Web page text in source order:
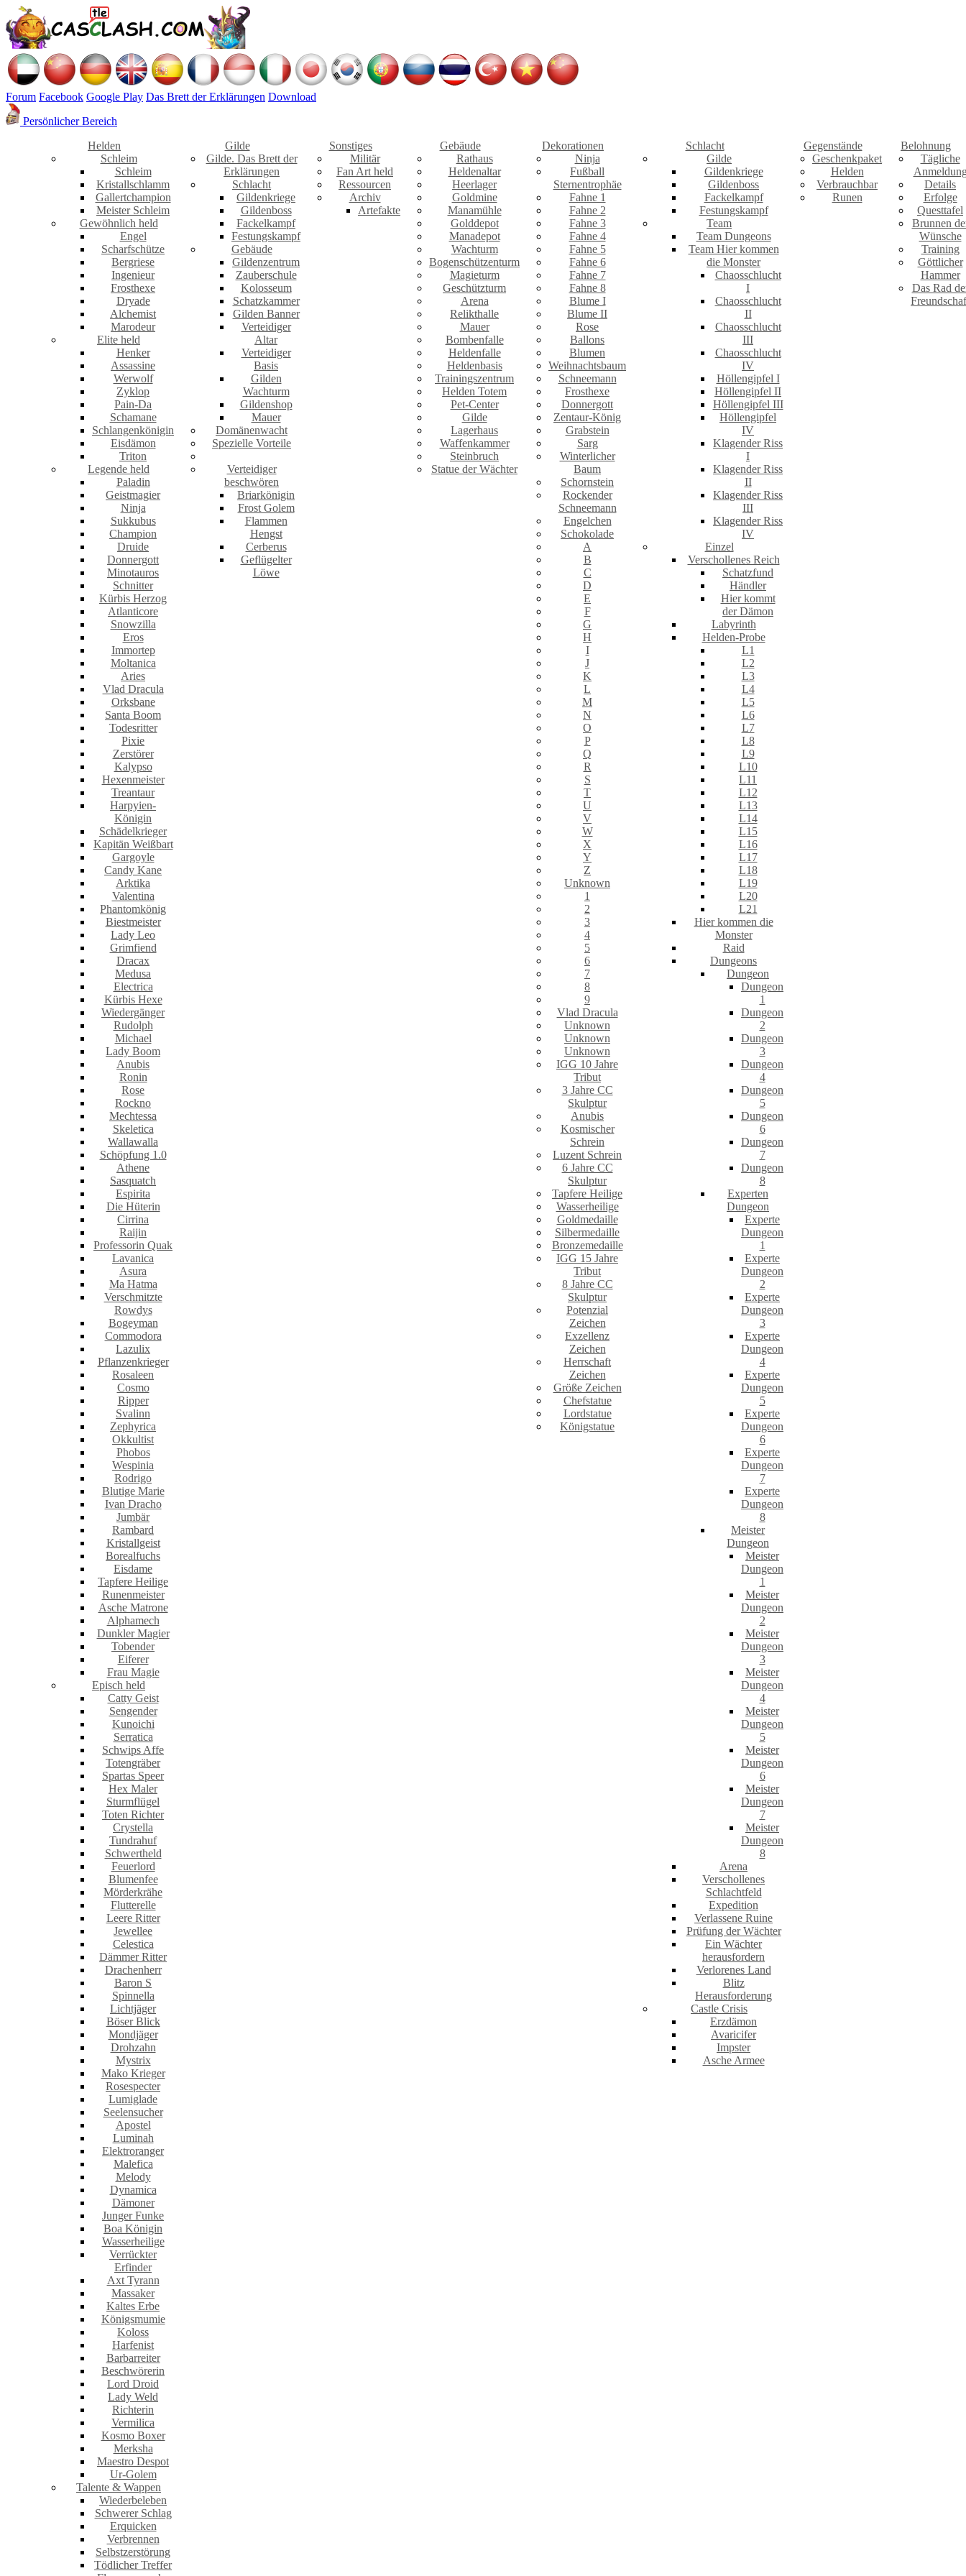
Forum Facebook Google Play Das Brett der Erklärungen Download
Persönlicher Bereich
Helden
Schleim
Schleim
Kristallschlamm
Gallertchampion
Meister Schleim
Gewöhnlich held
Engel
Scharfschütze
Bergriese
Ingenieur
Frosthexe
Dryade
Alchemist
Marodeur
Elite held
Henker
Assassine
Werwolf
Zyklop
Pain-Da
Schamane
Schlangenkönigin
Eisdämon
Triton
Legende held
Paladin
Geistmagier
Ninja
Sukkubus
Champion
Druide
Donnergott
Minotauros
Schnitter
Kürbis Herzog
Atlanticore
Snowzilla
Eros
Immortep
Moltanica
Aries
Vlad Dracula
Orksbane
Santa Boom
Todesritter
Pixie
Zerstörer
Kalypso
Hexenmeister
Treantaur
Harpyien-
Königin
Schädelkrieger
Kapitän Weißbart
Gargoyle
Candy Kane
Arktika
Valentina
Phantomkönig
Biestmeister
Lady Leo
Grimfiend
Dracax
Medusa
Electrica
Kürbis Hexe
Wiedergänger
Rudolph
Michael
Lady Boom
Anubis
Ronin
Rose
Rockno
Mechtessa
Skeletica
Wallawalla
Schöpfung 1.0
Athene
Sasquatch
Espirita
Die Hüterin
Cirrina
Raijin
Professorin Quak
Lavanica
Asura
Ma Hatma
Verschmitzte
Rowdys
Bogeyman
Commodora
Lazulix
Pflanzenkrieger
Rosaleen
Cosmo
Ripper
Svalinn
Zephyrica
Okkultist
Phobos
Wespinia
Rodrigo
Blutige Marie
Ivan Dracho
Jumbär
Rambard
Kristallgeist
Borealfuchs
Eisdame
Tapfere Heilige
Runenmeister
Asche Matrone
Alphamech
Dunkler Magier
Tobender
Eiferer
Frau Magie
Episch held
Catty Geist
Sengender
Kunoichi
Serratica
Schwips Affe
Totengräber
Spartas Speer
Hex Maler
Sturmflügel
Toten Richter
Crystella
Tundrahuf
Schwertheld
Feuerlord
Blumenfee
Mörderkrähe
Flutterelle
Leere Ritter
Jewellee
Celestica
Dämmer Ritter
Drachenherr
Baron S
Spinnella
Lichtjäger
Böser Blick
Mondjäger
Drohzahn
Mystrix
Mako Krieger
Rosespecter
Lumiglade
Seelensucher
Apostel
Luminah
Elektroranger
Malefica
Melody
Dynamica
Dämoner
Junger Funke
Boa Königin
Wasserheilige
Verrückter
Erfinder
Axt Tyrann
Massaker
Kaltes Erbe
Königsmumie
Koloss
Harfenist
Barbarreiter
Beschwörerin
Lord Droid
Lady Weld
Richterin
Vermilica
Kosmo Boxer
Merksha
Maestro Despot
Ur-Golem
Talente & Wappen
Wiederbeleben
Schwerer Schlag
Erquicken
Verbrennen
Selbstzerstörung
Tödlicher Treffer
Gilde
Gilde. Das Brett der
Erklärungen
Schlacht
Gildenkriege
Gildenboss
Fackelkampf
Festungskampf
Gebäude
Gildenzentrum
Zauberschule
Kolosseum
Schatzkammer
Gilden Banner
Verteidiger
Altar
Verteidiger
Basis
Gilden
Wachturm
Gildenshop
Mauer
Domänenwacht
Spezielle Vorteile
Verteidiger
beschwören
Briarkönigin
Frost Golem
Flammen
Hengst
Cerberus
Geflügelter
Löwe
Sonstiges
Militär
Fan Art held
Ressourcen
Archiv
Artefakte
Gebäude
Rathaus
Heldenaltar
Heerlager
Goldmine
Manamühle
Golddepot
Manadepot
Wachturm
Bogenschützenturm
Magieturm
Geschützturm
Arena
Relikthalle
Mauer
Bombenfalle
Heldenfalle
Heldenbasis
Trainingszentrum
Helden Totem
Pet-Center
Gilde
Lagerhaus
Waffenkammer
Steinbruch
Statue der Wächter
Dekorationen
Ninja
Fußball
Sternentrophäe
Fahne 1
Fahne 2
Fahne 3
Fahne 4
Fahne 5
Fahne 6
Fahne 7
Fahne 8
Blume I
Blume II
Rose
Ballons
Blumen
Weihnachtsbaum
Schneemann
Frosthexe
Donnergott
Zentaur-König
Grabstein
Sarg
Winterlicher
Baum
Schornstein
Rockender
Schneemann
Engelchen
Schokolade
A
B
C
D
E
F
G
H
I
J
K
L
M
N
O
P
Q
R
S
T
U
V
W
X
Y
Z
Unknown
1
2
3
4
5
6
7
8
9
Vlad Dracula
Unknown
Unknown
Unknown
IGG 10 Jahre
Tribut
3 Jahre CC
Skulptur
Anubis
Kosmischer
Schrein
Luzent Schrein
6 Jahre CC
Skulptur
Tapfere Heilige
Wasserheilige
Goldmedaille
Silbermedaille
Bronzemedaille
IGG 15 Jahre
Tribut
8 Jahre CC
Skulptur
Potenzial
Zeichen
Exzellenz
Zeichen
Herrschaft
Zeichen
Größe Zeichen
Chefstatue
Lordstatue
Königstatue
Schlacht
Gilde
Gildenkriege
Gildenboss
Fackelkampf
Festungskampf
Team
Team Dungeons
Team Hier kommen
die Monster
Chaosschlucht
I
Chaosschlucht
II
Chaosschlucht
III
Chaosschlucht
IV
Höllengipfel I
Höllengipfel II
Höllengipfel III
Höllengipfel
IV
Klagender Riss
I
Klagender Riss
II
Klagender Riss
III
Klagender Riss
IV
Einzel
Verschollenes Reich
Schatzfund
Händler
Hier kommt
der Dämon
Labyrinth
Helden-Probe
L1
L2
L3
L4
L5
L6
L7
L8
L9
L10
L11
L12
L13
L14
L15
L16
L17
L18
L19
L20
L21
Hier kommen die
Monster
Raid
Dungeons
Dungeon
Dungeon
1
Dungeon
2
Dungeon
3
Dungeon
4
Dungeon
5
Dungeon
6
Dungeon
7
Dungeon
8
Experten
Dungeon
Experte
Dungeon
1
Experte
Dungeon
2
Experte
Dungeon
3
Experte
Dungeon
4
Experte
Dungeon
5
Experte
Dungeon
6
Experte
Dungeon
7
Experte
Dungeon
8
Meister
Dungeon
Meister
Dungeon
1
Meister
Dungeon
2
Meister
Dungeon
3
Meister
Dungeon
4
Meister
Dungeon
5
Meister
Dungeon
6
Meister
Dungeon
7
Meister
Dungeon
8
Arena
Verschollenes
Schlachtfeld
Expedition
Verlassene Ruine
Prüfung der Wächter
Ein Wächter
herausfordern
Verlorenes Land
Blitz
Herausforderung
Castle Crisis
Erzdämon
Avaricifer
Impster
Asche Armee
Gegenstände
Geschenkpaket
Helden
Verbrauchbar
Runen
Belohnung
Tägliche
Details
Erfolge
Questtafel
Brunnen
Wünsche
Training
Göttlicher
Hammer
Das Rad